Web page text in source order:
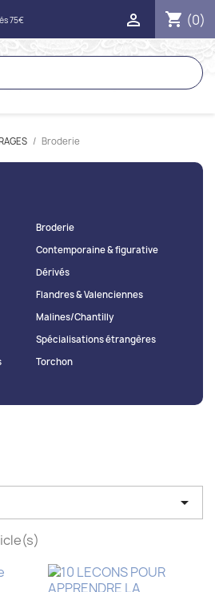
shopping_cart (0)

Broderie
Broderie
Contemporaine & figurative
Dérivés
Flandres & Valenciennes
Malines/Chantilly
Spécialisations étrangères
Torchon
